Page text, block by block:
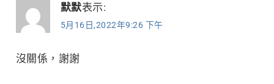
默默表示:
5月16日,2022年9:26 下午
沒關係，謝謝